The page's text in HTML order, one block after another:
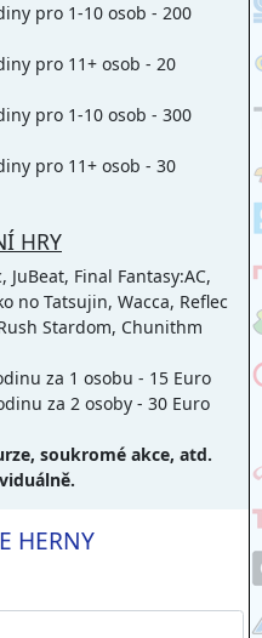
pro 1-10 osob - 200
pro 11+ osob - 20
pro 1-10 osob - 300
pro 11+ osob - 30
HRY
JuBeat, Final Fantasy:AC,
no Tatsujin, Wacca, Reflec
Stardom, Chunithm
za 1 osobu - 15 Euro
za 2 osoby - 30 Euro
soukromé akce, atd.
HERNY